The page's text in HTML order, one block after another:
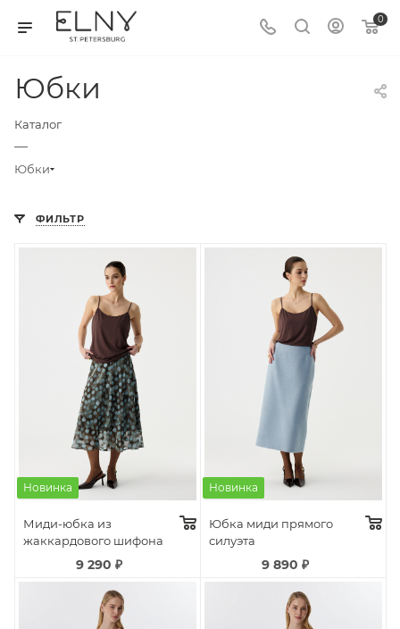
0
Юбки
Каталог
—
Юбки
ФИЛЬТР
Новинка
Миди-юбка из
жаккардового шифона
9 290 ₽
Новинка
Юбка миди прямого
силуэта
9 890 ₽